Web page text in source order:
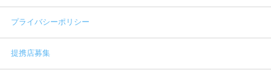
プライバシーポリシー
提携店募集